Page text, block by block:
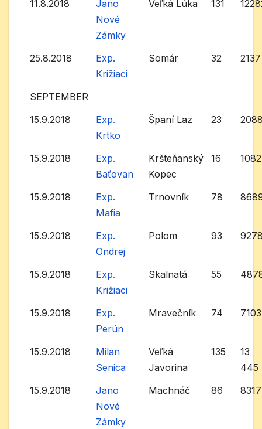
11.8.2018
Jano
Nové
Zámky
Veľká Lúka 131
25.8.2018
Exp.
Križiaci
Somár 32 2137
SEPTEMBER
15.9.2018
Exp.
Krtko
Španí Laz 23
15.9.2018
Exp.
Baťovan
Kršteňanský
Kopec
16 1082
15.9.2018
Exp.
Mafia
Trnovník 78
15.9.2018
Exp.
Ondrej
Polom 93
15.9.2018
Exp.
Križiaci
Skalnatá 55
15.9.2018
Exp.
Perún
Mravečník 74 7103
15.9.2018
Milan
Senica
Veľká
Javorina
135
13
445
15.9.2018
Jano
Nové
Zámky
Machnáč 86 8317